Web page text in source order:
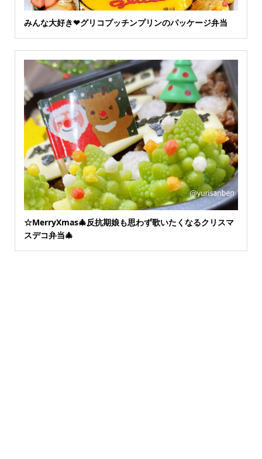
みんな大好き❤グリコプッチンプリンのパッケージ弁当
☆MerryXmas🎄反抗期娘も思わず歌いたくなるクリスマ
スデコ弁当🎄